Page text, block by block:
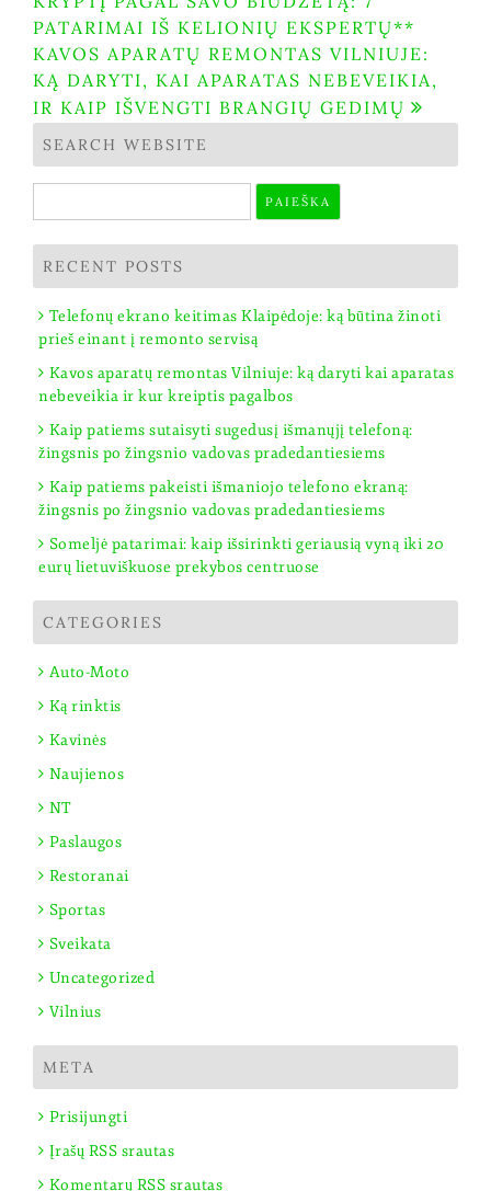
tarp
įrašų
PATARIMAI IŠ KELIONIŲ EKSPERTŲ**
KAVOS APARATŲ REMONTAS VILNIUJE:
KĄ DARYTI, KAI APARATAS NEBEVEIKIA,
IR KAIP IŠVENGTI BRANGIŲ GEDIMŲ
SEARCH WEBSITE
RECENT POSTS
Telefonų ekrano keitimas Klaipėdoje: ką būtina žinoti
prieš einant į remonto servisą
Kavos aparatų remontas Vilniuje: ką daryti kai aparatas
nebeveikia ir kur kreiptis pagalbos
Kaip patiems sutaisyti sugedusį išmanųjį telefoną:
žingsnis po žingsnio vadovas pradedantiesiems
Kaip patiems pakeisti išmaniojo telefono ekraną:
žingsnis po žingsnio vadovas pradedantiesiems
Someljė patarimai: kaip išsirinkti geriausią vyną iki 20
eurų lietuviškuose prekybos centruose
CATEGORIES
Auto-Moto
Ką rinktis
Kavinės
Naujienos
NT
Paslaugos
Restoranai
Sportas
Sveikata
Uncategorized
Vilnius
META
Prisijungti
Įrašų RSS srautas
Komentarų RSS srautas